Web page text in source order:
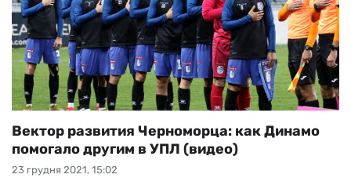
23 грудня 2021, 15:02
Вектор развития Черноморца: как Динамо
помогало другим в УПЛ (видео)